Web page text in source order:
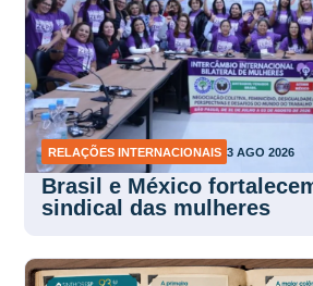
RELAÇÕES INTERNACIONAIS 3 AGO 2026
Brasil e México
sindical das mulheres